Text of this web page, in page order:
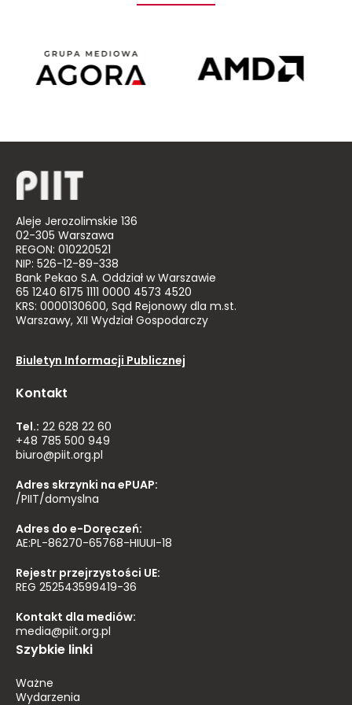
Agora
Poland
Aleje Jerozolimskie 136
02-305 Warszawa
REGON: 010220521
NIP: 526-12-89-338
Bank Pekao S.A. Oddział w Warszawie
65 1240 6175 1111 0000 4573 4520
KRS: 0000130600, Sąd Rejonowy dla m.st.
Warszawy, XII Wydział Gospodarczy
Biuletyn Informacji Publicznej
Kontakt
Tel.: 22 628 22 60
+48 785 500 949
biuro@piit.org.pl
Adres skrzynki na ePUAP:
/PIIT/domyslna
Adres do e-Doręczeń:
AE:PL-86270-65768-HIUUI-18
Rejestr przejrzystości UE:
REG 252543599419-36
Kontakt dla mediów:
media@piit.org.pl
Szybkie linki
Ważne
Wydarzenia